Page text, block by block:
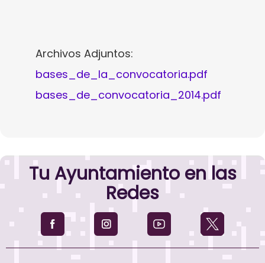
Archivos Adjuntos:
bases_de_la_convocatoria.pdf
bases_de_convocatoria_2014.pdf
Tu Ayuntamiento en las
Redes